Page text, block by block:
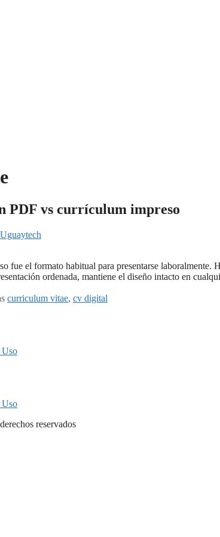
PDF vs currículum impreso
Uguaytech
fue el formato habitual para presentarse
ordenada, mantiene el diseño intacto en
curriculum vitae, cv digital
Uso
Uso
reservados